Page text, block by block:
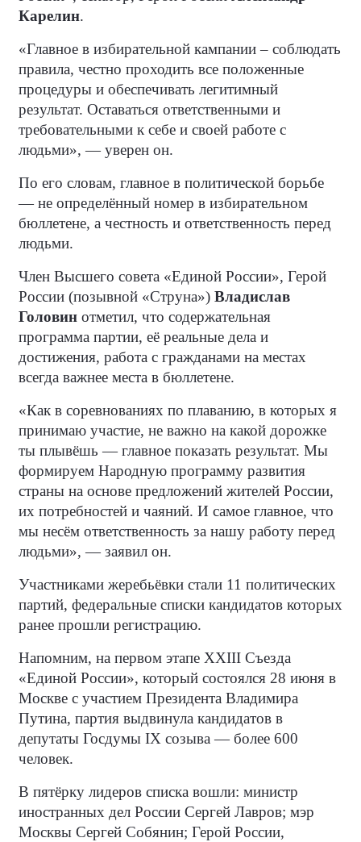
Карелин.
«Главное в избирательной кампании – соблюдать
правила, честно проходить все положенные
процедуры и обеспечивать легитимный
результат. Оставаться ответственными и
требовательными к себе и своей работе с
людьми», — уверен он.
По его словам, главное в политической борьбе
— не определённый номер в избирательном
бюллетене, а честность и ответственность перед
людьми.
Член Высшего совета «Единой России», Герой
России (позывной «Струна») Владислав
Головин отметил, что содержательная
программа партии, её реальные дела и
достижения, работа с гражданами на местах
всегда важнее места в бюллетене.
«Как в соревнованиях по плаванию, в которых я
принимаю участие, не важно на какой дорожке
ты плывёшь — главное показать результат. Мы
формируем Народную программу развития
страны на основе предложений жителей России,
их потребностей и чаяний. И самое главное, что
мы несём ответственность за нашу работу перед
людьми», — заявил он.
Участниками жеребьёвки стали 11 политических
партий, федеральные списки кандидатов которых
ранее прошли регистрацию.
Напомним, на первом этапе XXIII Съезда
«Единой России», который состоялся 28 июня в
Москве с участием Президента Владимира
Путина, партия выдвинула кандидатов в
депутаты Госдумы IX созыва — более 600
человек.
В пятёрку лидеров списка вошли: министр
иностранных дел России Сергей Лавров; мэр
Москвы Сергей Собянин; Герой России,